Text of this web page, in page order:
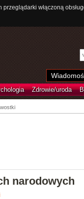
włączoną
Zdrowie/uroda
narodowych